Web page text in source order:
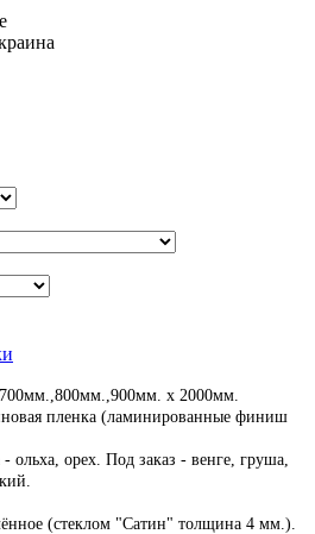
х 2000мм.
пленка (ламинированные финиш
ольха, орех. Под заказ - венге, груша,
(стеклом "Сатин" толщина 4 мм.).